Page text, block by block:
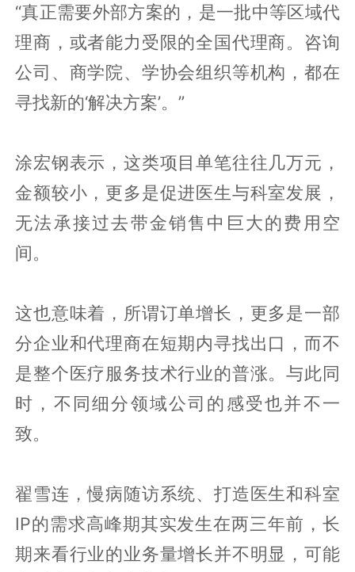
“真正需要外部方案的，是一批中等区域代
理商，或者能力受限的全国代理商。咨询
公司、商学院、学协会组织等机构，都在
寻找新的‘解决方案’。”
涂宏钢表示，这类项目单笔往往几万元，
金额较小，更多是促进医生与科室发展，
无法承接过去带金销售中巨大的费用空
间。
这也意味着，所谓订单增长，更多是一部
分企业和代理商在短期内寻找出口，而不
是整个医疗服务技术行业的普涨。与此同
时，不同细分领域公司的感受也并不一
致。
翟雪连，慢病随访系统、打造医生和科室
IP的需求高峰期其实发生在两三年前，长
期来看行业的业务量增长并不明显，可能